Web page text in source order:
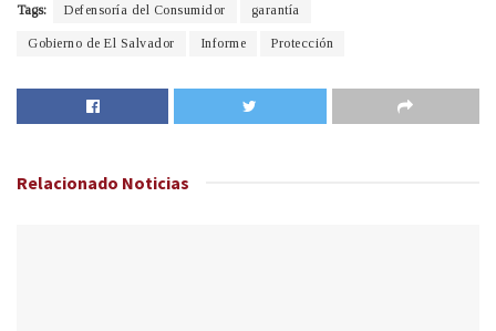
Tags: Defensoría del Consumidor garantía
Gobierno de El Salvador Informe Protección
Relacionado Noticias